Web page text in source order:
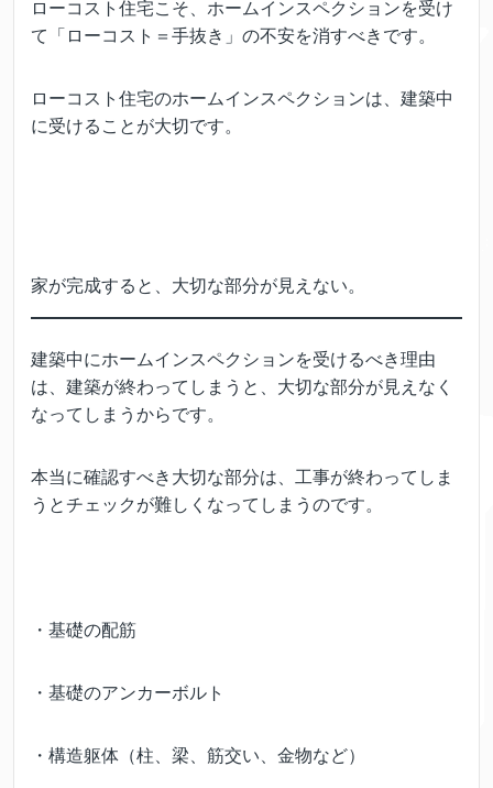
ローコスト住宅こそ、ホームインスペクションを受け
て「ローコスト＝手抜き」の不安を消すべきです。
ローコスト住宅のホームインスペクションは、建築中
に受けることが大切です。
家が完成すると、大切な部分が見えない。
建築中にホームインスペクションを受けるべき理由
は、建築が終わってしまうと、大切な部分が見えなく
なってしまうからです。
本当に確認すべき大切な部分は、工事が終わってしま
うとチェックが難しくなってしまうのです。
・基礎の配筋
・基礎のアンカーボルト
・構造躯体（柱、梁、筋交い、金物など）